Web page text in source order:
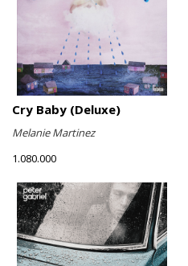
Cry Baby (Deluxe)
Melanie Martinez
1.080.000